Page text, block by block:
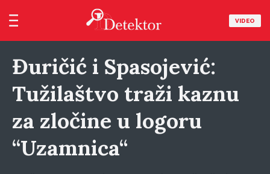
VIDEO
Đuričić i Spasojević:
Tužilaštvo traži kaznu
za zločine u logoru
“Uzamnica“